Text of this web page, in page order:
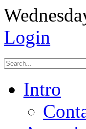
Login
Intro